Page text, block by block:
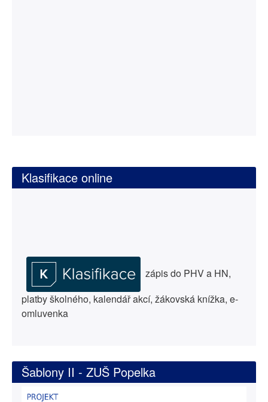
Klasifikace online
zápis do PHV a HN,
platby školného, kalendář akcí, žákovská knížka, e-
omluvenka
Šablony II - ZUŠ Popelka